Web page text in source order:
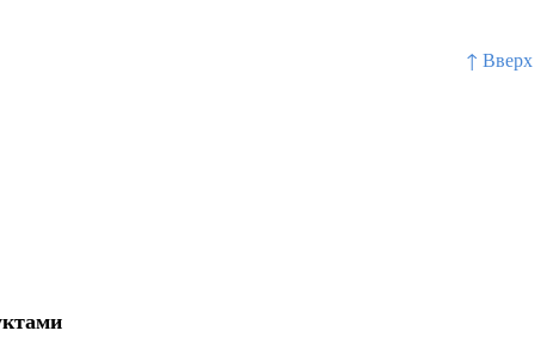
↑ Вверх